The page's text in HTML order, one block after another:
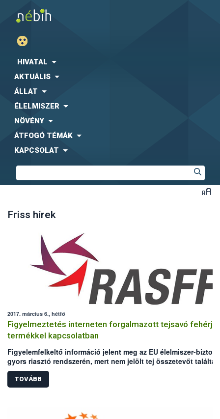
HIVATAL
AKTUÁLIS
ÁLLAT
ÉLELMISZER
NÖVÉNY
ÁTFOGÓ TÉMÁK
KAPCSOLAT
Friss hírek
2017. március 6., hétfő
Figyelmeztetés interneten forgalmazott tejsavó fehérje
termékkel kapcsolatban
Figyelemfelkeltő információ jelent meg az EU élelmiszer-
gyors riasztó rendszerén, mert nem jelölt tej összetevőt találtak
egy fehérje termékben.
TOVÁBB